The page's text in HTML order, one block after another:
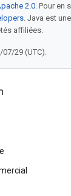
2.0. Pour en
. Java est
affiliées.
07/29 (UTC).